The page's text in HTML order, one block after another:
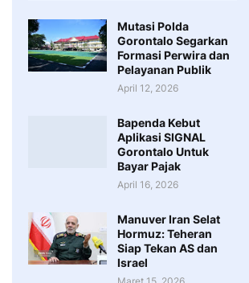
Mutasi Polda
Gorontalo Segarkan
Formasi Perwira dan
Pelayanan Publik
April 12, 2026
Bapenda Kebut
Aplikasi SIGNAL
Gorontalo Untuk
Bayar Pajak
April 16, 2026
Manuver Iran Selat
Hormuz: Teheran
Siap Tekan AS dan
Israel